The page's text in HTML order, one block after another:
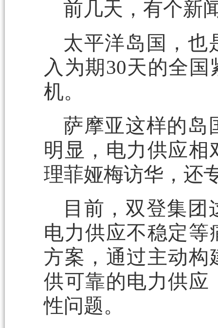
前几天，有个新
太平洋岛国，也
入为期30天的全
机。
萨摩亚这样的岛
明显，电力供应相
理菲娅梅访华，还
目前，双登集
电力供应不稳定
方案，通过主动构
供可靠的电力供应
性问题。